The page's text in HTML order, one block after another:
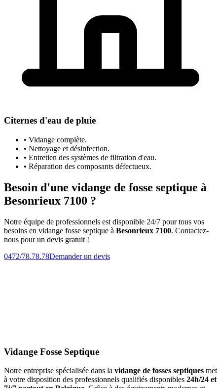
Citernes d'eau de pluie
• Vidange complète.
• Nettoyage et désinfection.
• Entretien des systèmes de filtration d'eau.
• Réparation des composants défectueux.
Besoin d'une vidange de fosse septique à
Besonrieux 7100 ?
Notre équipe de professionnels est disponible 24/7 pour tous vos
besoins en vidange fosse septique à Besonrieux 7100. Contactez-
nous pour un devis gratuit !
0472/78.78.78Demander un devis
Vidange Fosse Septique
Notre entreprise spécialisée dans la vidange de fosses septiques met
à votre disposition des professionnels qualifiés disponibles 24h/24 et